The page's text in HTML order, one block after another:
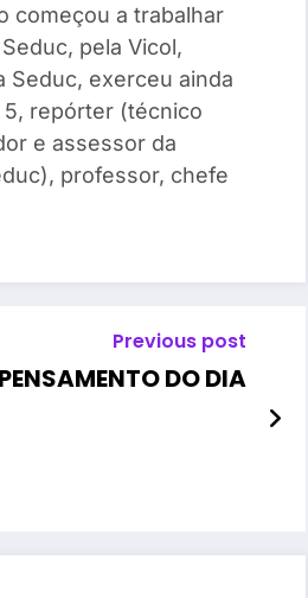
começou a trabalhar
pela Vicol,
Seduc, exerceu ainda
repórter (técnico
e assessor da
professor, chefe
Previous post
PENSAMENTO DO DIA